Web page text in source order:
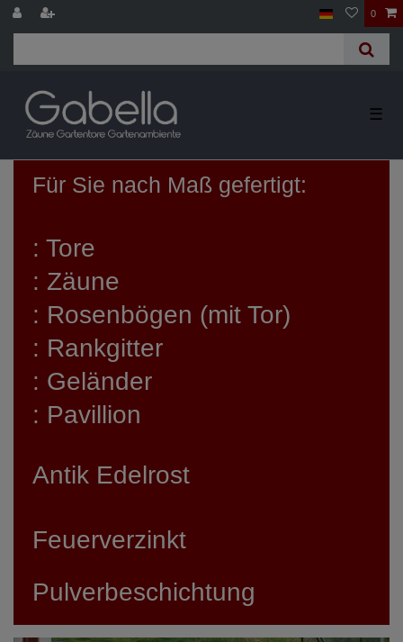
0
☰
Für Sie nach Maß gefertigt:
: Tore
: Zäune
: Rosenbögen (mit Tor)
: Rankgitter
: Geländer
: Pavillion
Antik Edelrost
Feuerverzinkt
Pulverbeschichtung